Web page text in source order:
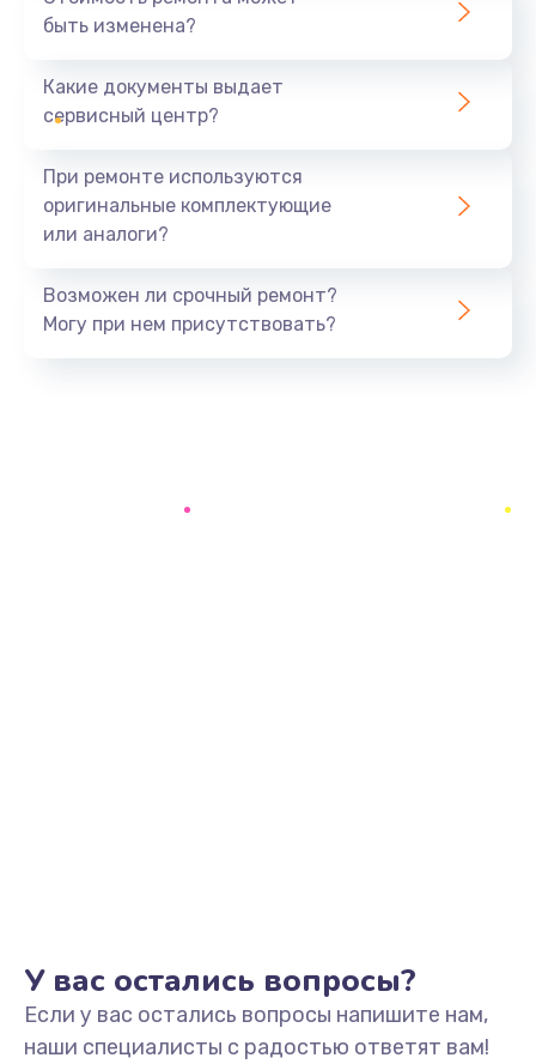
Ремонт южного моста
Замена батарейки BIOS
Заказать
Замена/Pемонт карбюратора
1300 руб.
быть изменена?
Какие документы выдает
сервисный центр?
При ремонте используются
оригинальные комплектующие
или аналоги?
Возможен ли срочный ремонт?
Могу при нем присутствовать?
У вас остались вопросы?
Если у вас остались вопросы напишите нам,
наши специалисты с радостью ответят вам!